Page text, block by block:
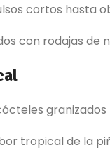
cortos hasta
con rodajas de
tropical de la